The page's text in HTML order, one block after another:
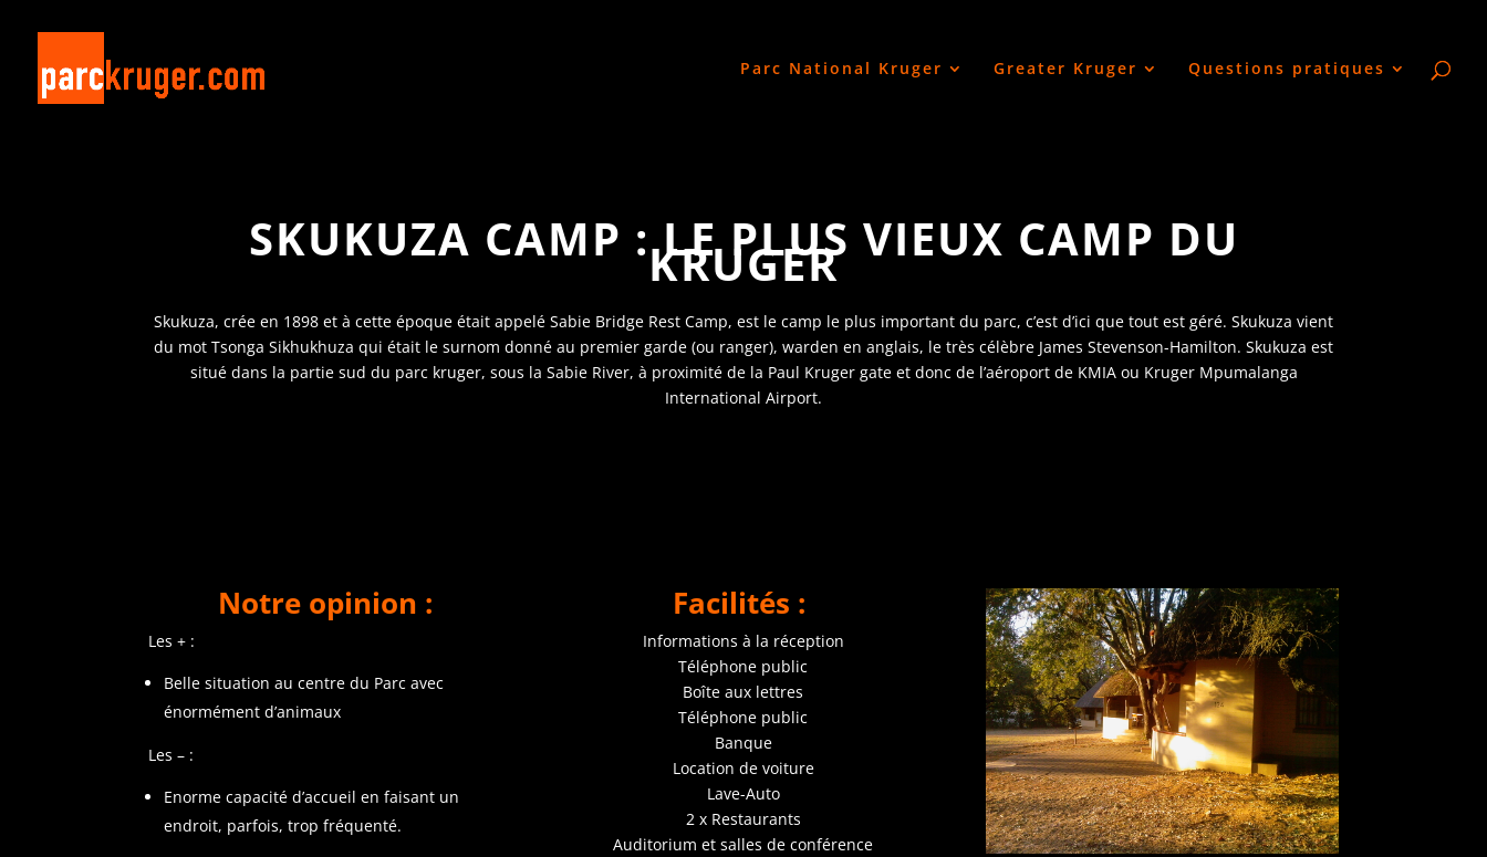
Parc National Kruger Greater Kruger Questions pratiques
SKUKUZA CAMP : LE PLUS VIEUX CAMP DU
KRUGER
Skukuza, crée en 1898 et à cette époque était appelé Sabie Bridge Rest Camp, est le camp le plus important du parc, c’est d’ici que tout est géré. Skukuza vient
du mot Tsonga Sikhukhuza qui était le surnom donné au premier garde (ou ranger), warden en anglais, le très célèbre James Stevenson-Hamilton. Skukuza est
situé dans la partie sud du parc kruger, sous la Sabie River, à proximité de la Paul Kruger gate et donc de l’aéroport de KMIA ou Kruger Mpumalanga
International Airport.
Notre opinion :
Les + :
Belle situation au centre du Parc avec
énormément d’animaux
Les – :
Enorme capacité d’accueil en faisant un
endroit, parfois, trop fréquenté.
Facilités :
Informations à la réception
Téléphone public
Boîte aux lettres
Téléphone public
Banque
Location de voiture
Lave-Auto
2 x Restaurants
Auditorium et salles de conférence